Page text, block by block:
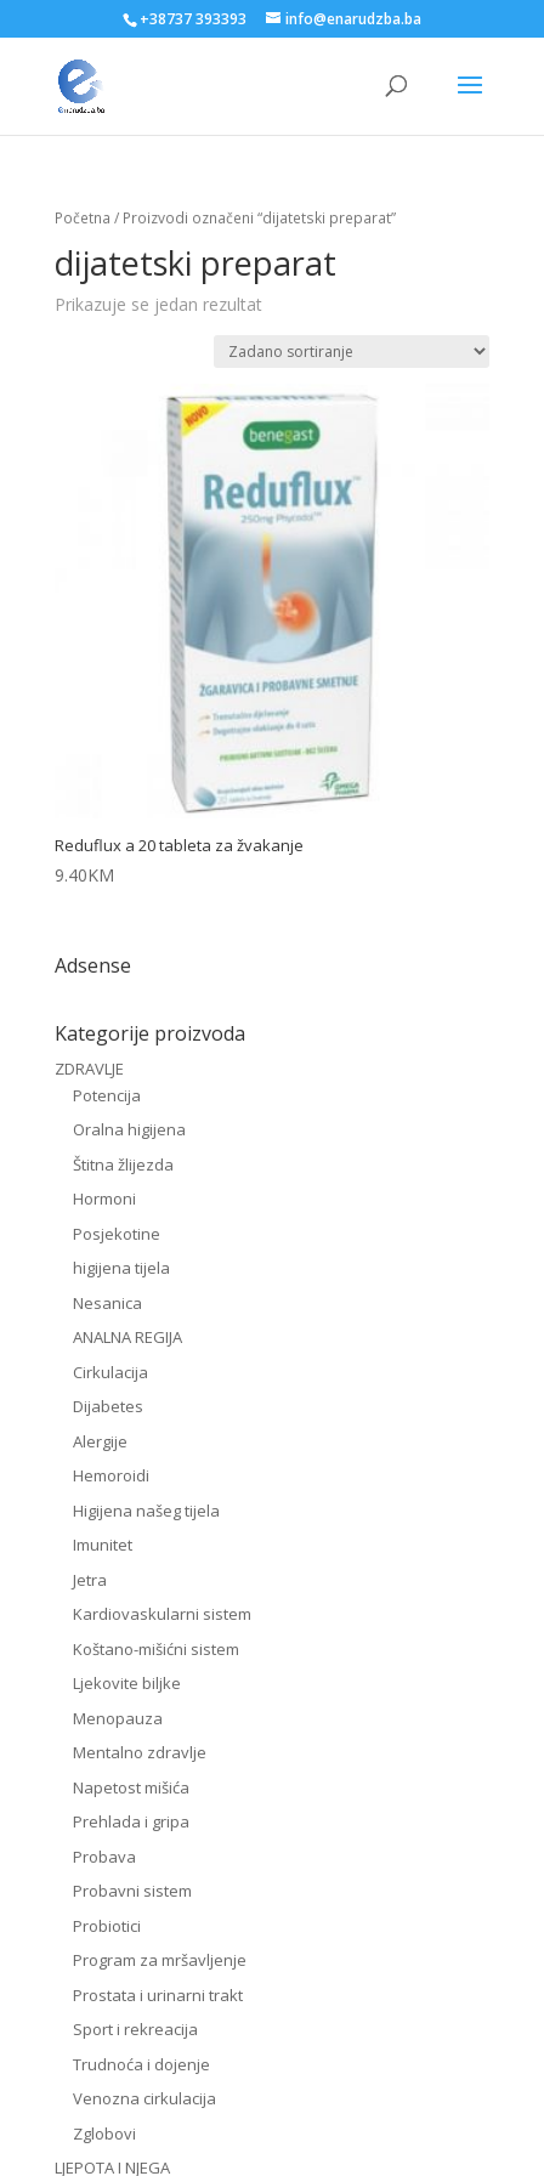
+38737 393393 info@enarudzba.ba
Početna / Proizvodi označeni “dijatetski preparat”
dijatetski preparat
Prikazuje se jedan rezultat
Reduflux a 20 tableta za žvakanje
9.40KM
Adsense
Kategorije proizvoda
ZDRAVLJE
Potencija
Oralna higijena
Štitna žlijezda
Hormoni
Posjekotine
higijena tijela
Nesanica
ANALNA REGIJA
Cirkulacija
Dijabetes
Alergije
Hemoroidi
Higijena našeg tijela
Imunitet
Jetra
Kardiovaskularni sistem
Koštano-mišićni sistem
Ljekovite biljke
Menopauza
Mentalno zdravlje
Napetost mišića
Prehlada i gripa
Probava
Probavni sistem
Probiotici
Program za mršavljenje
Prostata i urinarni trakt
Sport i rekreacija
Trudnoća i dojenje
Venozna cirkulacija
Zglobovi
LJEPOTA I NJEGA